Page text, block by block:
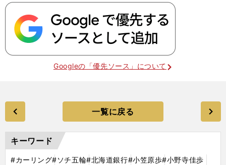
Googleの「優先ソース」について
一覧に戻る
キーワード
#カーリング#ソチ五輪#北海道銀行#小笠原歩#小野寺佳歩